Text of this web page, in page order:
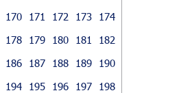
170 171 172 173
174
178 179 180 181
182
186 187 188 189
190
194 195 196 197
198